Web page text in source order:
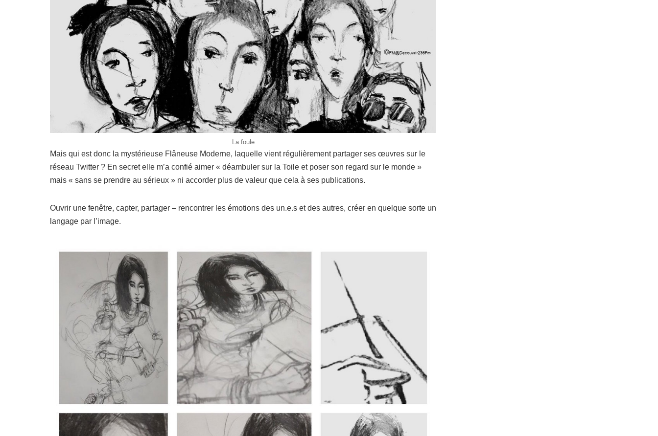
La foule
Mais qui est donc la mystérieuse Flâneuse Moderne, laquelle vient régulièrement partager ses œuvres sur le
réseau Twitter ? En secret elle m’a confié aimer « déambuler sur la Toile et poser son regard sur le monde »
mais « sans se prendre au sérieux » ni accorder plus de valeur que cela à ses publications.
Ouvrir une fenêtre, capter, partager – rencontrer les émotions des un.e.s et des autres, créer en quelque sorte un
langage par l’image.